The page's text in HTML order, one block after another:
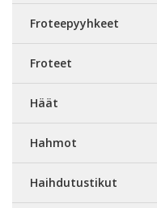
Froteepyyhkeet
Froteet
Häät
Hahmot
Haihdutustikut